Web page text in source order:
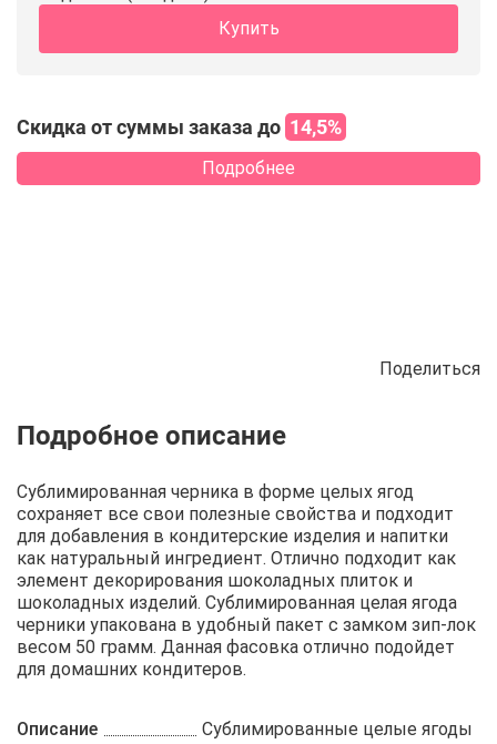
Купить
Скидка от суммы заказа до 14,5%
Подробнее
Поделиться
Описание Отзывы Рецепты
Сублимированная черника в форме целых ягод
сохраняет все свои полезные свойства и подходит
для добавления в кондитерские изделия и напитки
как натуральный ингредиент. Отлично подходит как
элемент декорирования шоколадных плиток и
шоколадных изделий. Сублимированная целая ягода
черники упакована в удобный пакет с замком зип-лок
весом 50 грамм. Данная фасовка отлично подойдет
для домашних кондитеров.
Описание
Сублимированные целые ягоды